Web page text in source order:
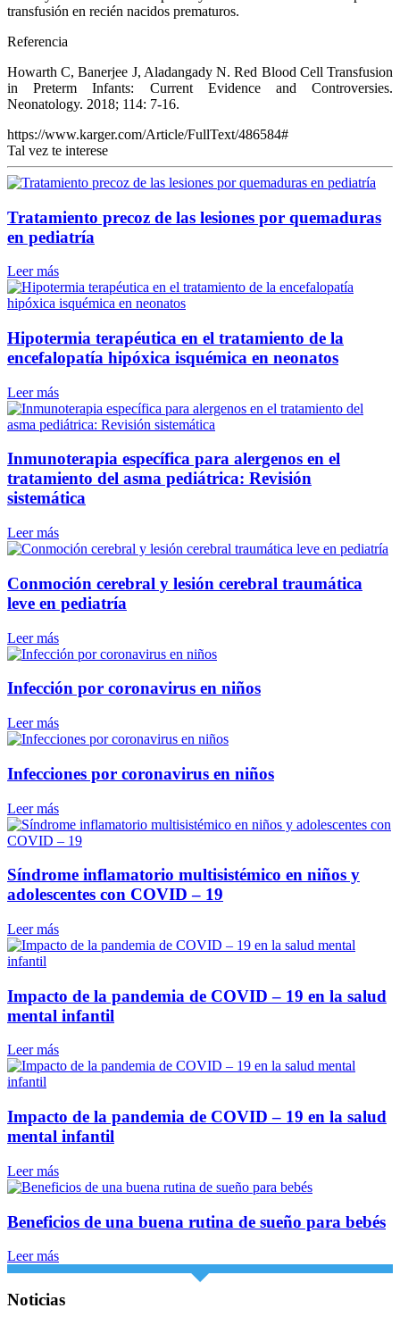
transfusión en recién nacidos prematuros.
Referencia
Howarth C, Banerjee J, Aladangady N. Red Blood Cell Transfusion
in Preterm Infants: Current Evidence and Controversies.
Neonatology. 2018; 114: 7-16.
https://www.karger.com/Article/FullText/486584#
Tal vez te interese
Tratamiento precoz de las lesiones por quemaduras
en pediatría
Leer más
Hipotermia terapéutica en el tratamiento de la
encefalopatía hipóxica isquémica en neonatos
Leer más
Inmunoterapia específica para alergenos en el
tratamiento del asma pediátrica: Revisión
sistemática
Leer más
Conmoción cerebral y lesión cerebral traumática
leve en pediatría
Leer más
Infección por coronavirus en niños
Leer más
Infecciones por coronavirus en niños
Leer más
Síndrome inflamatorio multisistémico en niños y
adolescentes con COVID – 19
Leer más
Impacto de la pandemia de COVID – 19 en la salud
mental infantil
Leer más
Impacto de la pandemia de COVID – 19 en la salud
mental infantil
Leer más
Beneficios de una buena rutina de sueño para bebés
Leer más
Noticias